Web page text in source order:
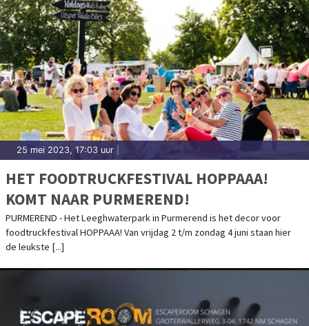
25 mei 2023, 17:03 uur
HET FOODTRUCKFESTIVAL HOPPAAA!
KOMT NAAR PURMEREND!
PURMEREND - Het Leeghwaterpark in Purmerend is het decor voor
foodtruckfestival HOPPAAA! Van vrijdag 2 t/m zondag 4 juni staan hier
de leukste [...]